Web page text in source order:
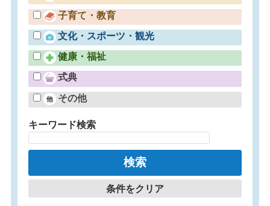
子育て・教育
文化・スポーツ・観光
健康・福祉
式典
その他
キーワード検索
条件をクリア